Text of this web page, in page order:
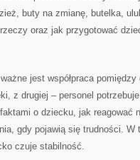
buty na zmianę, butelka,
oraz jak przygotować
jest współpraca
z drugiej – personel
o dziecku, jak reagować
gdy pojawią się trudności. W
czuje stabilność.